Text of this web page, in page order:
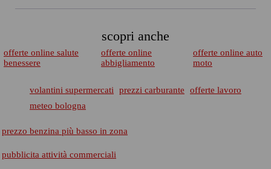
scopri anche
offerte online salute
benessere
offerte online
abbigliamento
offerte online auto
moto
volantini supermercati prezzi carburante
offerte lavoro
meteo bologna
prezzo benzina più basso in zona
pubblicita attività commerciali